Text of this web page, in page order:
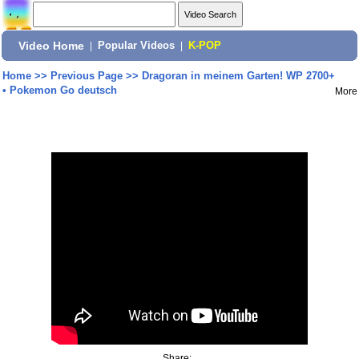
Video Home Popular Videos K-POP
Home>> Previous Page>> Dragoran in meinem Garten! WP 2700+
• Pokemon Go deutsch
More